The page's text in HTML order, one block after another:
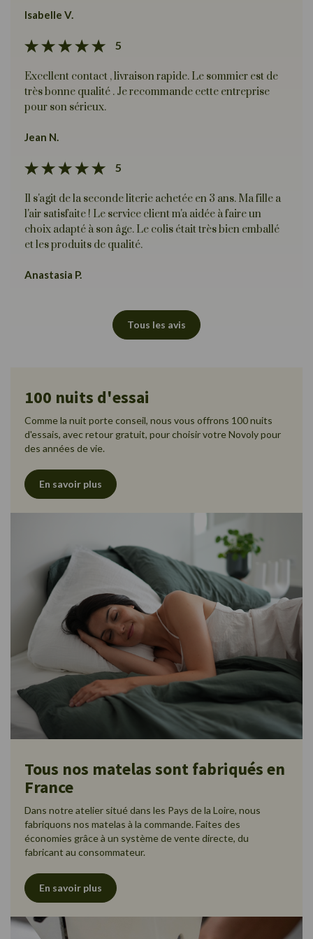
Isabelle V.
5
Excellent contact , livraison rapide. Le sommier est de
très bonne qualité . Je recommande cette entreprise
pour son sérieux.
Jean N.
5
Il s'agit de la seconde literie achetée en 3 ans. Ma fille a
l'air satisfaite ! Le service client m'a aidée à faire un
choix adapté à son âge. Le colis était très bien emballé
et les produits de qualité.
Anastasia P.
Tous les avis
100 nuits d'essai
Comme la nuit porte conseil, nous vous offrons 100 nuits
d'essais, avec retour gratuit, pour choisir votre Novoly pour
des années de vie.
En savoir plus
Tous nos matelas sont fabriqués en
France
Dans notre atelier situé dans les Pays de la Loire, nous
fabriquons nos matelas à la commande. Faites des
économies grâce à un système de vente directe, du
fabricant au consommateur.
En savoir plus